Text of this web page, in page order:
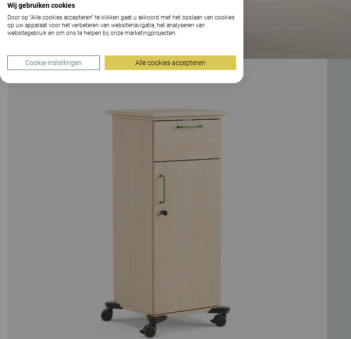
Wij gebruiken cookies
Door op “Alle cookies accepteren” te klikken gaat u akkoord met het opslaan van cookies
op uw apparaat voor het verbeteren van websitenavigatie, het analyseren van
websitegebruik en om ons te helpen bij onze marketingprojecten.
Cookie-instellingen Alle cookies accepteren